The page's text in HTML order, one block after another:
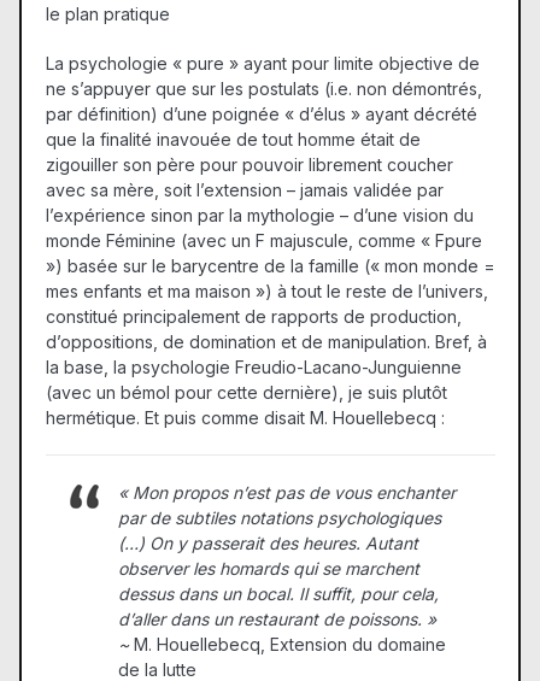
le plan pratique
La psychologie « pure » ayant pour limite objective de
ne s’appuyer que sur les postulats (i.e. non démontrés,
par définition) d’une poignée « d’élus » ayant décrété
que la finalité inavouée de tout homme était de
zigouiller son père pour pouvoir librement coucher
avec sa mère, soit l’extension – jamais validée par
l’expérience sinon par la mythologie – d’une vision du
monde Féminine (avec un F majuscule, comme « Fpure
») basée sur le barycentre de la famille (« mon monde =
mes enfants et ma maison ») à tout le reste de l’univers,
constitué principalement de rapports de production,
d’oppositions, de domination et de manipulation. Bref, à
la base, la psychologie Freudio-Lacano-Junguienne
(avec un bémol pour cette dernière), je suis plutôt
hermétique. Et puis comme disait M. Houellebecq :
« Mon propos n’est pas de vous enchanter
par de subtiles notations psychologiques
(…) On y passerait des heures. Autant
observer les homards qui se marchent
dessus dans un bocal. Il suffit, pour cela,
d’aller dans un restaurant de poissons. »
~M. Houellebecq, Extension du domaine
de la lutte